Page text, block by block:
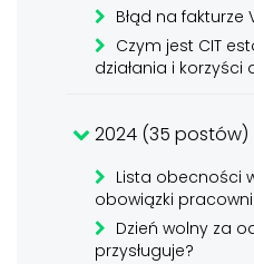
Błąd na fakturze
Czym jest CIT
działania i korzyści
2024 (35 postów)
Lista obecności
obowiązki
Dzień wolny za
przysługuje?